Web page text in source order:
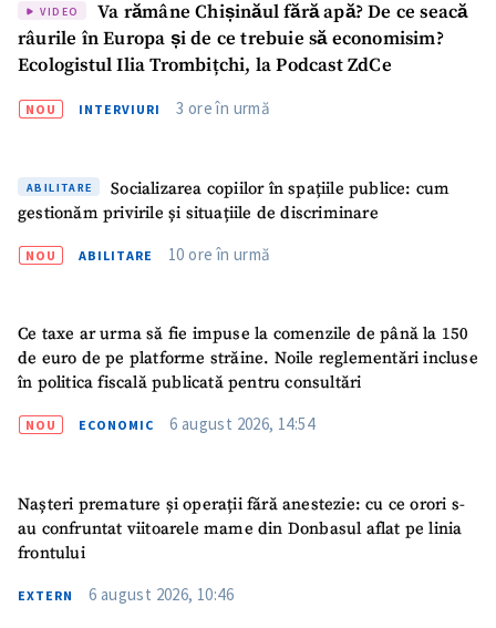
VIDEO
Va rămâne Chișinăul fără apă? De ce seacă
râurile în Europa și de ce trebuie să economisim?
Ecologistul Ilia Trombițchi, la Podcast ZdCe
NOU INTERVIURI 3 ore în urmă
ABILITARE
Socializarea copiilor în spațiile publice: cum
gestionăm privirile și situațiile de discriminare
NOU ABILITARE 10 ore în urmă
Ce taxe ar urma să fie impuse la comenzile de până la 150
de euro de pe platforme străine. Noile reglementări incluse
în politica fiscală publicată pentru consultări
NOU ECONOMIC 6 august 2026, 14:54
Nașteri premature și operații fără anestezie: cu ce orori s-
au confruntat viitoarele mame din Donbasul aflat pe linia
frontului
EXTERN 6 august 2026, 10:46
Nume+ Numele meu
+ Emailul meu
Am citit și sunt de
acord cupolitica de